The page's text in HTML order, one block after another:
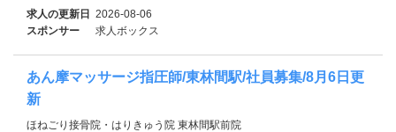
求人の更新日 2026-08-06
スポンサー
求人ボックス
あん摩マッサージ指圧師/東林間駅/社員募集/8月6日更
新
ほねごり接骨院・はりきゅう院 東林間駅前院